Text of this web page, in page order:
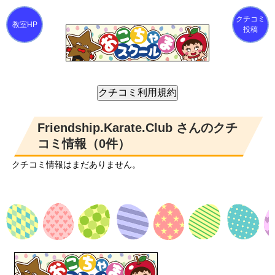
クチコミ
投稿
Friendship.Karate.Club さんのクチ
コミ情報（0件）
クチコミ情報はまだありません。